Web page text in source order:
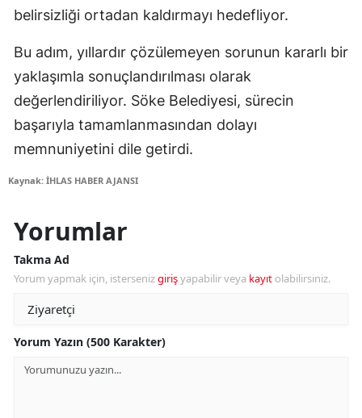
belirsizliği ortadan kaldırmayı hedefliyor.
Bu adım, yıllardır çözülemeyen sorunun kararlı bir
yaklaşımla sonuçlandırılması olarak
değerlendiriliyor. Söke Belediyesi, sürecin
başarıyla tamamlanmasından dolayı
memnuniyetini dile getirdi.
Kaynak: İHLAS HABER AJANSI
Yorumlar
Takma Ad
Yorum yapmak için, istersenizgirişyapabilir veya kayıt olabilirsiniz.
Yorum Yazın (500 Karakter)